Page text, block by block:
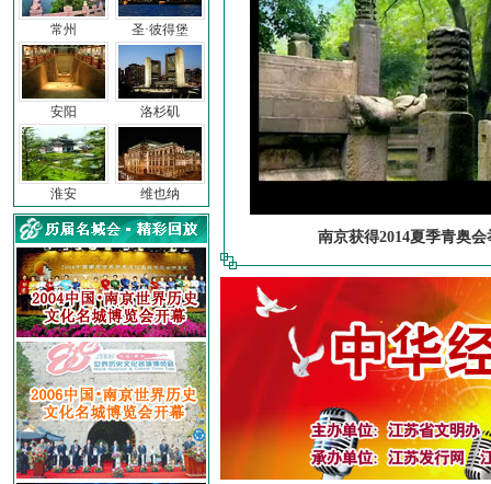
常州
安阳
淮安
圣·彼得堡
洛杉矶
维也纳
南京获得2014夏季青奥会